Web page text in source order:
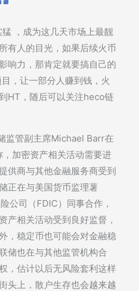
，成为这几天市场上最靓
有人的目光，如果后续火币
响力，那肯定就要搞自己的
，让一部分人赚到钱，火
HT，随后可以关注heco链
监管副主席Michael Barr在
加密资产相关活动需要进
供商与其他金融服务商受到
正在与美国货币监理薯
公司（FDIC）同事合作，
产相关活动受到良好监督，
，稳定币也可能会对金融稳
储也在与其他监管机构合
，估计以后无风险套利这样
头上，散户生存也会越来越